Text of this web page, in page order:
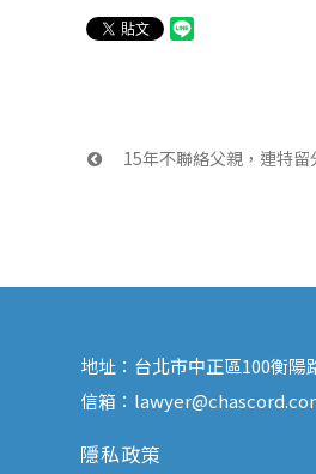
15年不聯絡父親，連特留
地址： 台北市中正區100衡陽
信箱：
隱私政策